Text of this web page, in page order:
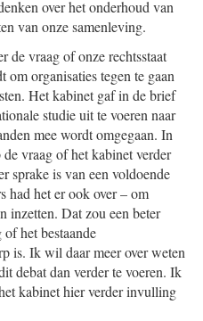
over het onderhoud van
van onze samenleving.
de vraag of onze rechtsstaat
organisaties tegen te gaan
Het kabinet gaf in de brief
studie uit te voeren naar
mee wordt omgegaan. In
vraag of het kabinet verder
sprake is van een voldoende
had het er ook over – om
inzetten. Dat zou een beter
het bestaande
is. Ik wil daar meer over weten
debat dan verder te voeren. Ik
kabinet hier verder invulling